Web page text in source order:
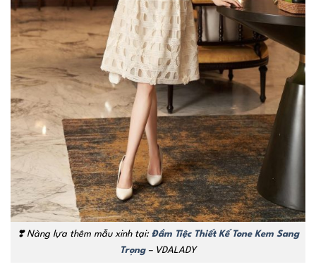
❣️ Nàng lựa thêm mẫu xinh tại: Đầm Tiệc Thiết Kế Tone Kem Sang
Trọng– VDALADY